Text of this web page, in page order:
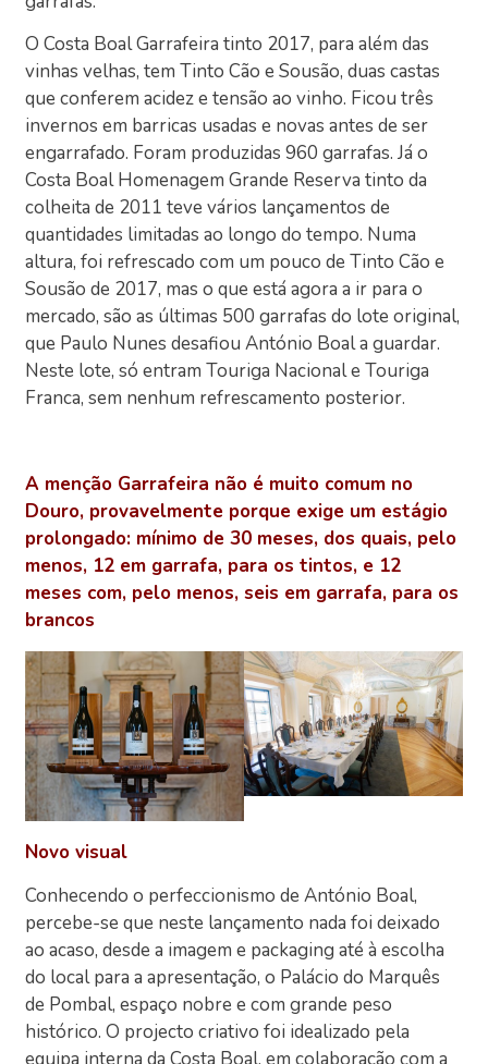
O Costa Boal Garrafeira tinto 2017, para além das
vinhas velhas, tem Tinto Cão e Sousão, duas castas
que conferem acidez e tensão ao vinho. Ficou três
invernos em barricas usadas e novas antes de ser
engarrafado. Foram produzidas 960 garrafas. Já o
Costa Boal Homenagem Grande Reserva tinto da
colheita de 2011 teve vários lançamentos de
quantidades limitadas ao longo do tempo. Numa
altura, foi refrescado com um pouco de Tinto Cão e
Sousão de 2017, mas o que está agora a ir para o
mercado, são as últimas 500 garrafas do lote original,
que Paulo Nunes desafiou António Boal a guardar.
Neste lote, só entram Touriga Nacional e Touriga
Franca, sem nenhum refrescamento posterior.
A menção Garrafeira não é muito comum no
Douro, provavelmente porque exige um estágio
prolongado: mínimo de 30 meses, dos quais, pelo
menos, 12 em garrafa, para os tintos, e 12
meses com, pelo menos, seis em garrafa, para os
brancos
Novo visual
Conhecendo o perfeccionismo de António Boal,
percebe-se que neste lançamento nada foi deixado
ao acaso, desde a imagem e packaging até à escolha
do local para a apresentação, o Palácio do Marquês
de Pombal, espaço nobre e com grande peso
histórico. O projecto criativo foi idealizado pela
equipa interna da Costa Boal, em colaboração com a